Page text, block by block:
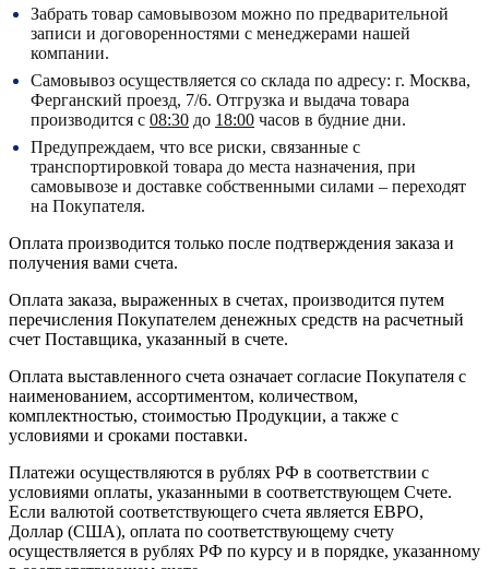
Забрать товар самовывозом можно по предварительной
записи и договоренностями с менеджерами нашей
компании.
Самовывоз осуществляется со склада по адресу: г. Москва,
Ферганский проезд, 7/6. Отгрузка и выдача товара
производится с 08:30 до 18:00 часов в будние дни.
Предупреждаем, что все риски, связанные с
транспортировкой товара до места назначения, при
самовывозе и доставке собственными силами – переходят
на Покупателя.
Оплата производится только после подтверждения заказа и
получения вами счета.
Оплата заказа, выраженных в счетах, производится путем
перечисления Покупателем денежных средств на расчетный
счет Поставщика, указанный в счете.
Оплата выставленного счета означает согласие Покупателя с
наименованием, ассортиментом, количеством,
комплектностью, стоимостью Продукции, а также с
условиями и сроками поставки.
Платежи осуществляются в рублях РФ в соответствии с
условиями оплаты, указанными в соответствующем Счете.
Если валютой соответствующего счета является ЕВРО,
Доллар (США), оплата по соответствующему cчету
осуществляется в рублях РФ по курсу и в порядке, указанному